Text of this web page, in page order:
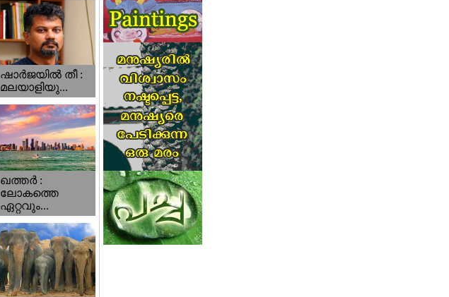
ഷാര്‍ജയില്‍ തീ :
മലയാളിയു...
ഖത്തര്‍ :
ലോകത്തെ
ഏറ്റവും...